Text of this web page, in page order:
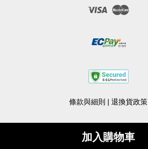
加入購物車
Visa
條款與細則 | 退換貨政策